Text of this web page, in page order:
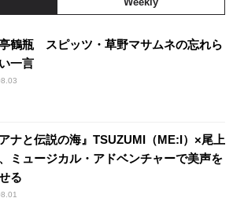
鶴瓶 スピッツ・草野マサムネの忘れら
一言
アナと伝説の海』TSUZUMI（ME:I）×尾上
ミュージカル・アドベンチャーで美声を
る